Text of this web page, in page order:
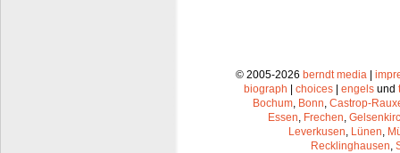
© 2005-2026 berndt media |
biograph | choices | engels und
Bochum Bonn Castrop-
Essen Frechen
Leverkusen Lünen
Recklinghausen